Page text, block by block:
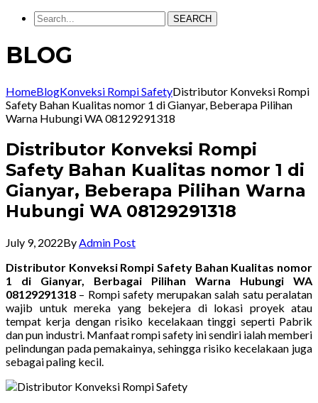
SEARCH
BLOG
HomeBlogKonveksi Rompi SafetyDistributor Konveksi Rompi
Safety Bahan Kualitas nomor 1 di Gianyar, Beberapa Pilihan
Warna Hubungi WA 08129291318
Distributor Konveksi Rompi
Safety Bahan Kualitas nomor 1 di
Gianyar, Beberapa Pilihan Warna
Hubungi WA 08129291318
July 9, 2022By Admin Post
Distributor Konveksi Rompi Safety Bahan Kualitas nomor
1 di Gianyar, Berbagai Pilihan Warna Hubungi WA
08129291318 – Rompi safety merupakan salah satu peralatan
wajib untuk mereka yang bekejera di lokasi proyek atau
tempat kerja dengan risiko kecelakaan tinggi seperti Pabrik
dan pun industri. Manfaat rompi safety ini sendiri ialah memberi
pelindungan pada pemakainya, sehingga risiko kecelakaan juga
sebagai paling kecil.